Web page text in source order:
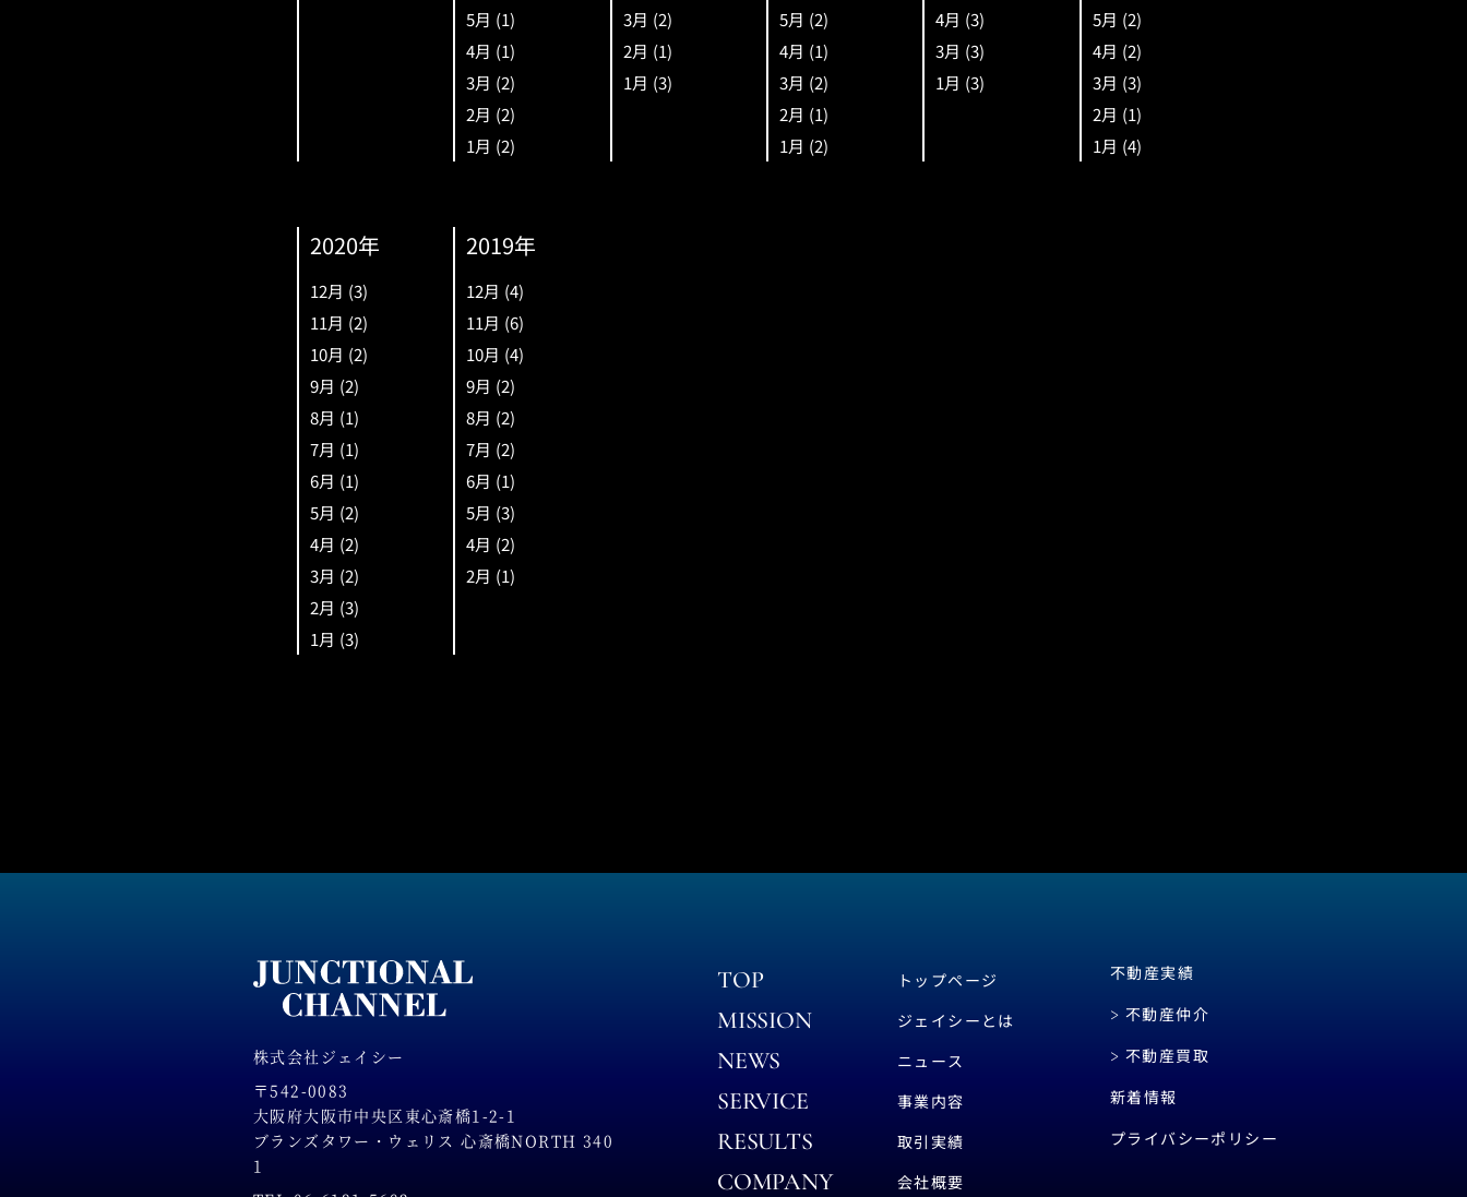
5月 (1)
4月 (1)
3月 (2)
2月 (2)
1月 (2)
3月 (2)
2月 (1)
1月 (3)
5月 (2)
4月 (1)
3月 (2)
2月 (1)
1月 (2)
4月 (3)
3月 (3)
1月 (3)
5月 (2)
4月 (2)
3月 (3)
2月 (1)
1月 (4)
2020年
12月 (3)
11月 (2)
10月 (2)
9月 (2)
8月 (1)
7月 (1)
6月 (1)
5月 (2)
4月 (2)
3月 (2)
2月 (3)
1月 (3)
2019年
12月 (4)
11月 (6)
10月 (4)
9月 (2)
8月 (2)
7月 (2)
6月 (1)
5月 (3)
4月 (2)
2月 (1)
株式会社ジェイシー
〒542-0083
大阪府大阪市中央区東心斎橋1-2-1
ブランズタワー・ウェリス 心斎橋NORTH 340
1
TOP トップページ
MISSION ジェイシーとは
NEWS ニュース
SERVICE 事業内容
RESULTS 取引実績
COMPANY 会社概要
不動産実績
不動産仲介
不動産買取
新着情報
プライバシーポリシー